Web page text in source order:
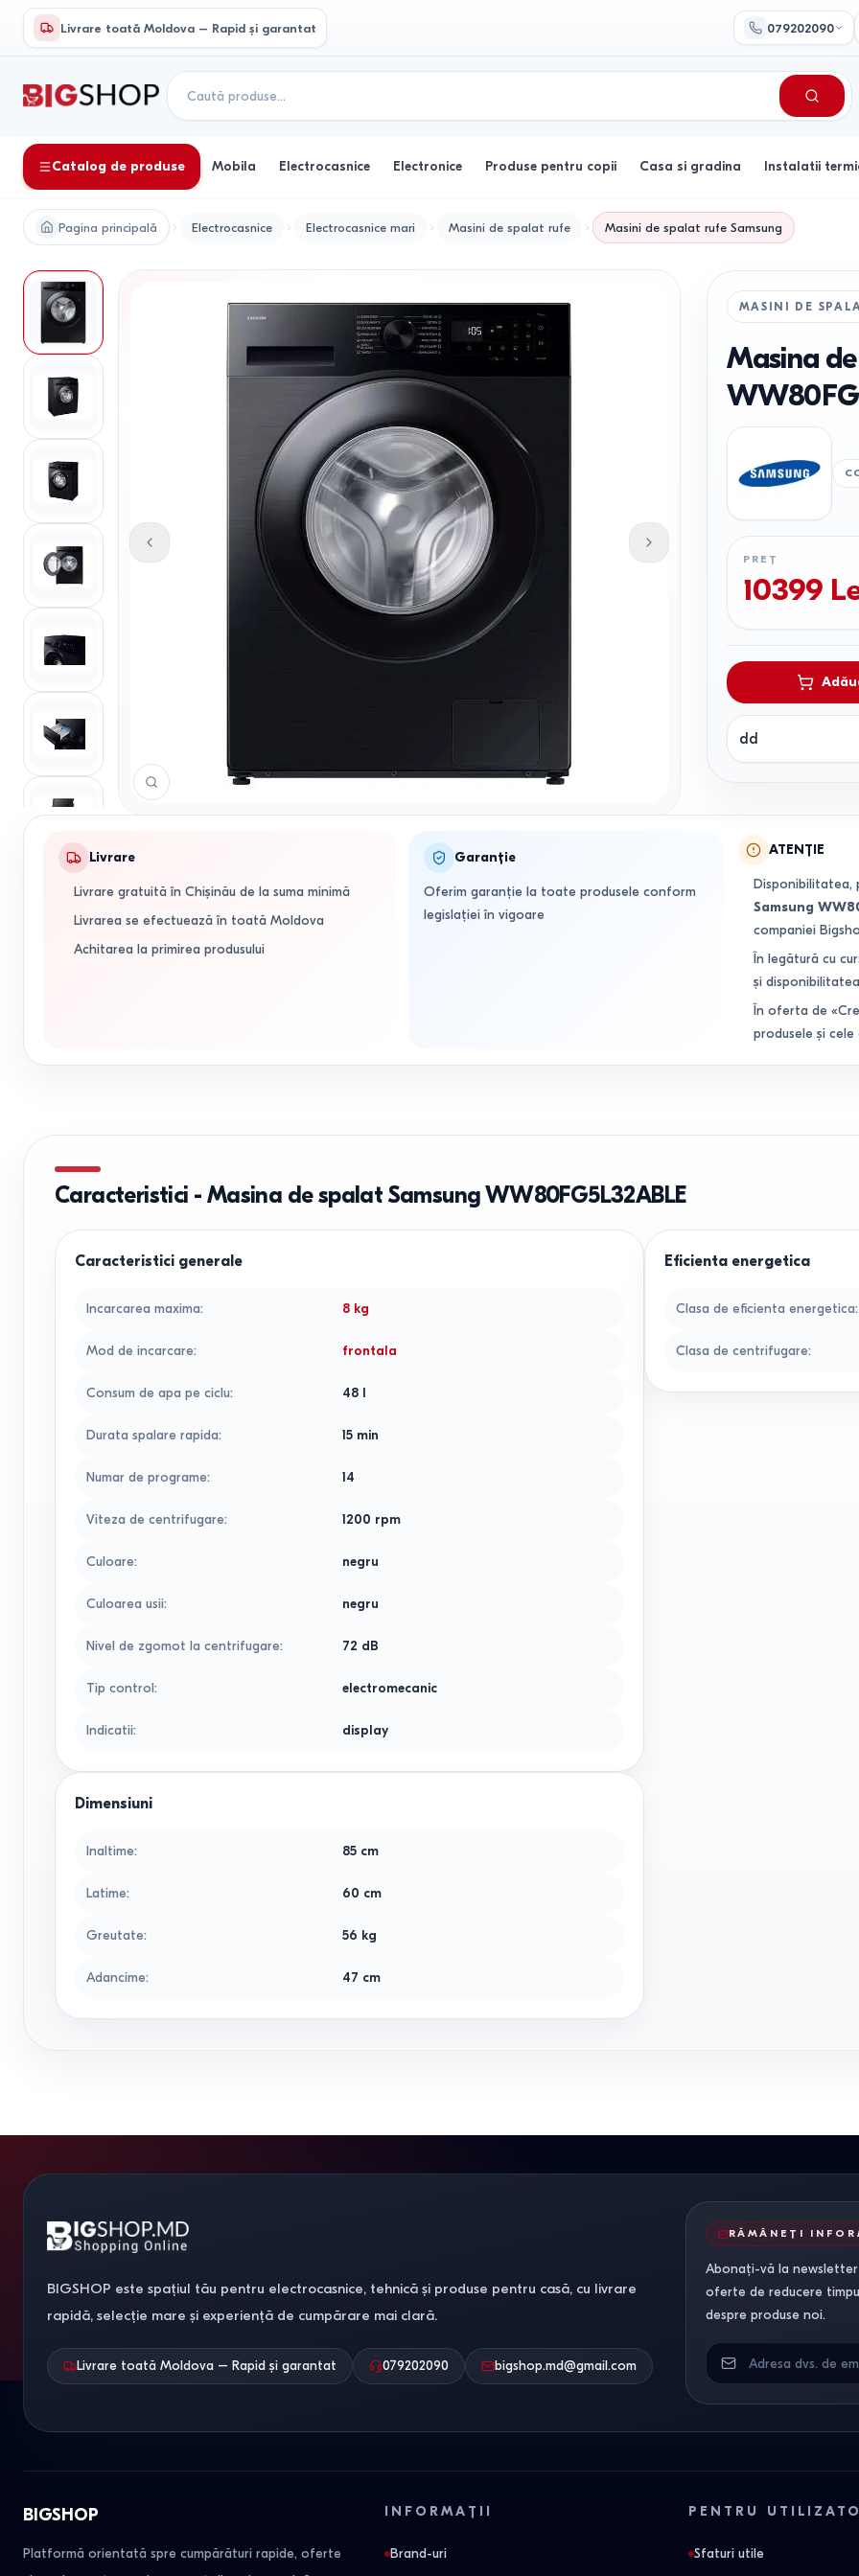
Livrare toată Moldova – Rapid și garantat 079202090
Catalog de produse Mobila Electrocasnice Electronice Produse pentru copii Casa si gradina Instalatii
Pagina principală Electrocasnice Electrocasnice mari Masini de spalat rufe Masini de spalat rufe Samsung
MASINI DE
Masina
PREȚ
10399
dd
Livrare
Livrare gratuită în Chișinău de la suma minimă
Livrarea se efectuează în toată Moldova
Achitarea la primirea produsului
Garanție
Oferim garanție la toate produsele conform
legislației în vigoare
ATENȚIE
Disponibilitatea,
Samsung
companiei
În legătură cu
și
În oferta de
produsele și
Caracteristici - Masina de spalat Samsung WW80FG5L32ABLE
Caracteristici generale
Incarcarea maxima: 8 kg
Mod de incarcare: frontala
Consum de apa pe ciclu: 48 l
Durata spalare rapida: 15 min
Numar de programe: 14
Viteza de centrifugare: 1200 rpm
Culoare: negru
Culoarea usii: negru
Nivel de zgomot la centrifugare: 72 dB
Tip control: electromecanic
Indicatii: display
Dimensiuni
Inaltime: 85 cm
Latime: 60 cm
Greutate: 56 kg
Adancime: 47 cm
Eficienta energetica
Clasa de eficienta energetica:
Clasa de centrifugare:
BIGSHOP este spațiul tău pentru electrocasnice, tehnică și produse pentru casă, cu livrare
rapidă, selecție mare și experiență de cumpărare mai clară.
Livrare toată Moldova – Rapid și garantat 079202090 bigshop.md@gmail.com
RĂMÂNEȚI
Abonați-vă la
oferte de reducere
despre produse noi.
BIGSHOP
Platformă orientată spre cumpărături rapide, oferte
INFORMAȚII
Brand-uri
PENTRU
Sfaturi utile